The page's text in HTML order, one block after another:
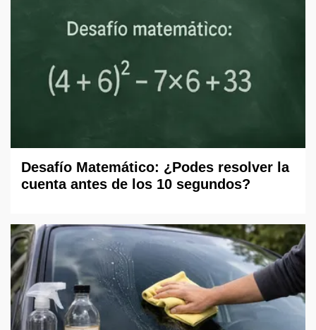
Desafío Matemático: ¿Podes resolver la
cuenta antes de los 10 segundos?